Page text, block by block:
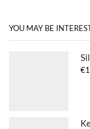
YOU MAY BE
€